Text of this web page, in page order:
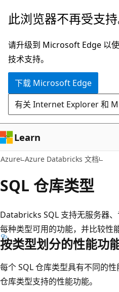
跳
主
要
内
此浏览器不再受支持
请升级到 Microsoft Edge 以
技术支持。
下载 Microsoft Edge
有关 Internet Explorer 和
Learn
Azure Azure Databricks 文档
SQL 仓库类型
Databricks SQL 支持无服务器
每种类型可用的功能，并比较性
按类型划分的性能功
每个 SQL 仓库类型具有不同的
仓库类型支持的性能功能。